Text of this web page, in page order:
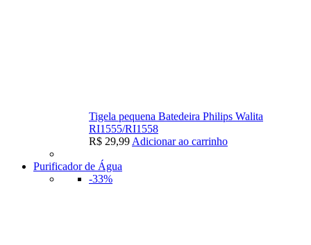
Tigela pequena Batedeira Philips Walita
RI1555/RI1558
R$ 29,99 Adicionar ao carrinho
Purificador de Água
-33%